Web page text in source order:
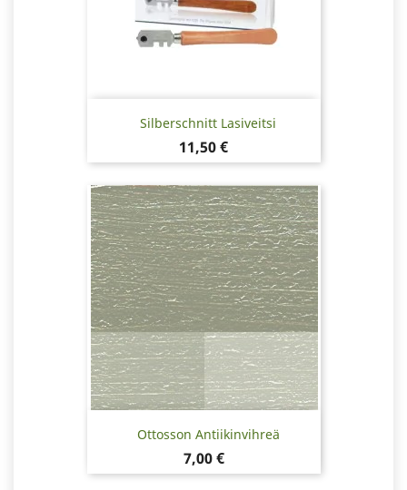
Silberschnitt Lasiveitsi
Hinta
11,50 €
Ottosson Antiikinvihreä
Hinta
7,00 €